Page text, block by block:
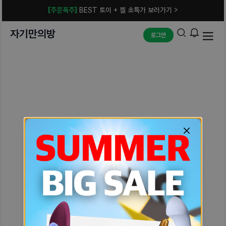
[주문폭주] BEST 토이 + 젤 초특가 보러가기 >
자기만의방 로그인
예상치 못한 에러입니다.